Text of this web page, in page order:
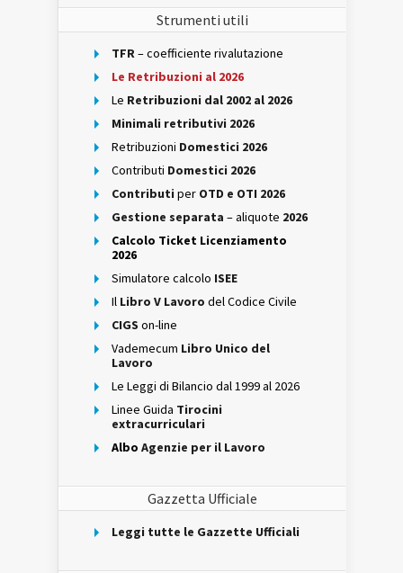
Strumenti utili
TFR– coefficiente rivalutazione
Le Retribuzioni al 2026
Le Retribuzioni dal 2002 al 2026
Minimali retributivi 2026
Retribuzioni Domestici 2026
Contributi Domestici 2026
Contributi per OTD e OTI 2026
Gestione separata – aliquote 2026
Calcolo Ticket Licenziamento
2026
Simulatore calcolo ISEE
Il Libro V Lavoro del Codice Civile
CIGS on-line
Vademecum Libro Unico del
Lavoro
Le Leggi di Bilancio dal 1999 al 2026
Linee Guida Tirocini
extracurriculari
Albo Agenzie per il Lavoro
Gazzetta Ufficiale
Leggi tutte le Gazzette Ufficiali